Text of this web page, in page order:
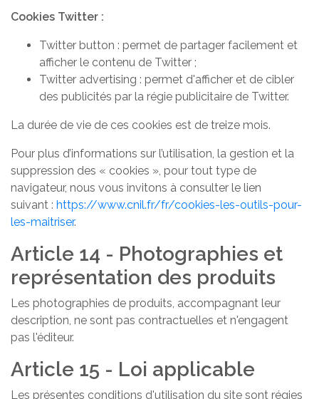
Cookies Twitter :
Twitter button : permet de partager facilement et
afficher le contenu de Twitter ;
Twitter advertising : permet d'afficher et de cibler
des publicités par la régie publicitaire de Twitter.
La durée de vie de ces cookies est de treize mois.
Pour plus d’informations sur l’utilisation, la gestion et la
suppression des « cookies », pour tout type de
navigateur, nous vous invitons à consulter le lien
suivant : https://www.cnil.fr/fr/cookies-les-outils-pour-
les-maitriser.
Article 14 - Photographies et
représentation des produits
Les photographies de produits, accompagnant leur
description, ne sont pas contractuelles et n'engagent
pas l'éditeur.
Article 15 - Loi applicable
Les présentes conditions d'utilisation du site sont régies